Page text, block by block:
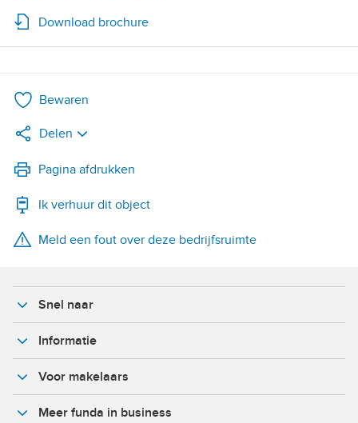
Download brochure
Bewaren
Delen
LinkedIn
WhatsApp
X
Pagina afdrukken
Ik verhuur dit object
Meld een fout over deze bedrijfsruimte
Snel naar
Informatie
Voor makelaars
Meer funda in business